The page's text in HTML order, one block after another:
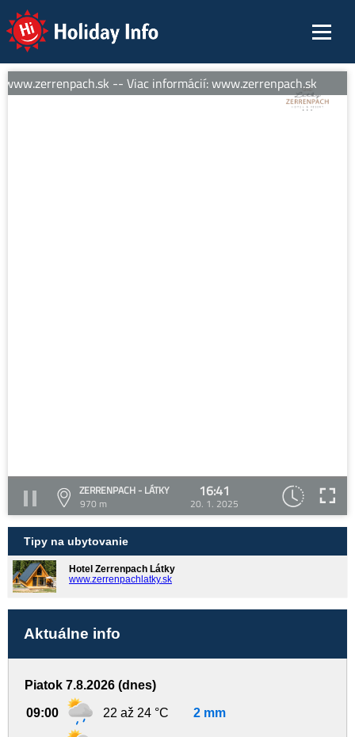
Holiday Info
-- Viac informácií: www.zerrenpach.sk
ZERRENPACH - LÁTKY
970 m
16:41
20. 1. 2025
Tipy na ubytovanie
Hotel Zerrenpach Látky
www.zerrenpachlatky.sk
Aktuálne info
Piatok 7.8.2026 (dnes)
09:00 22 až 24 °C 2 mm